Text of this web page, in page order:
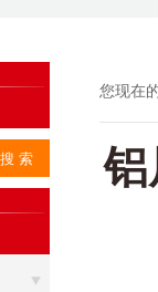
您现在
铝